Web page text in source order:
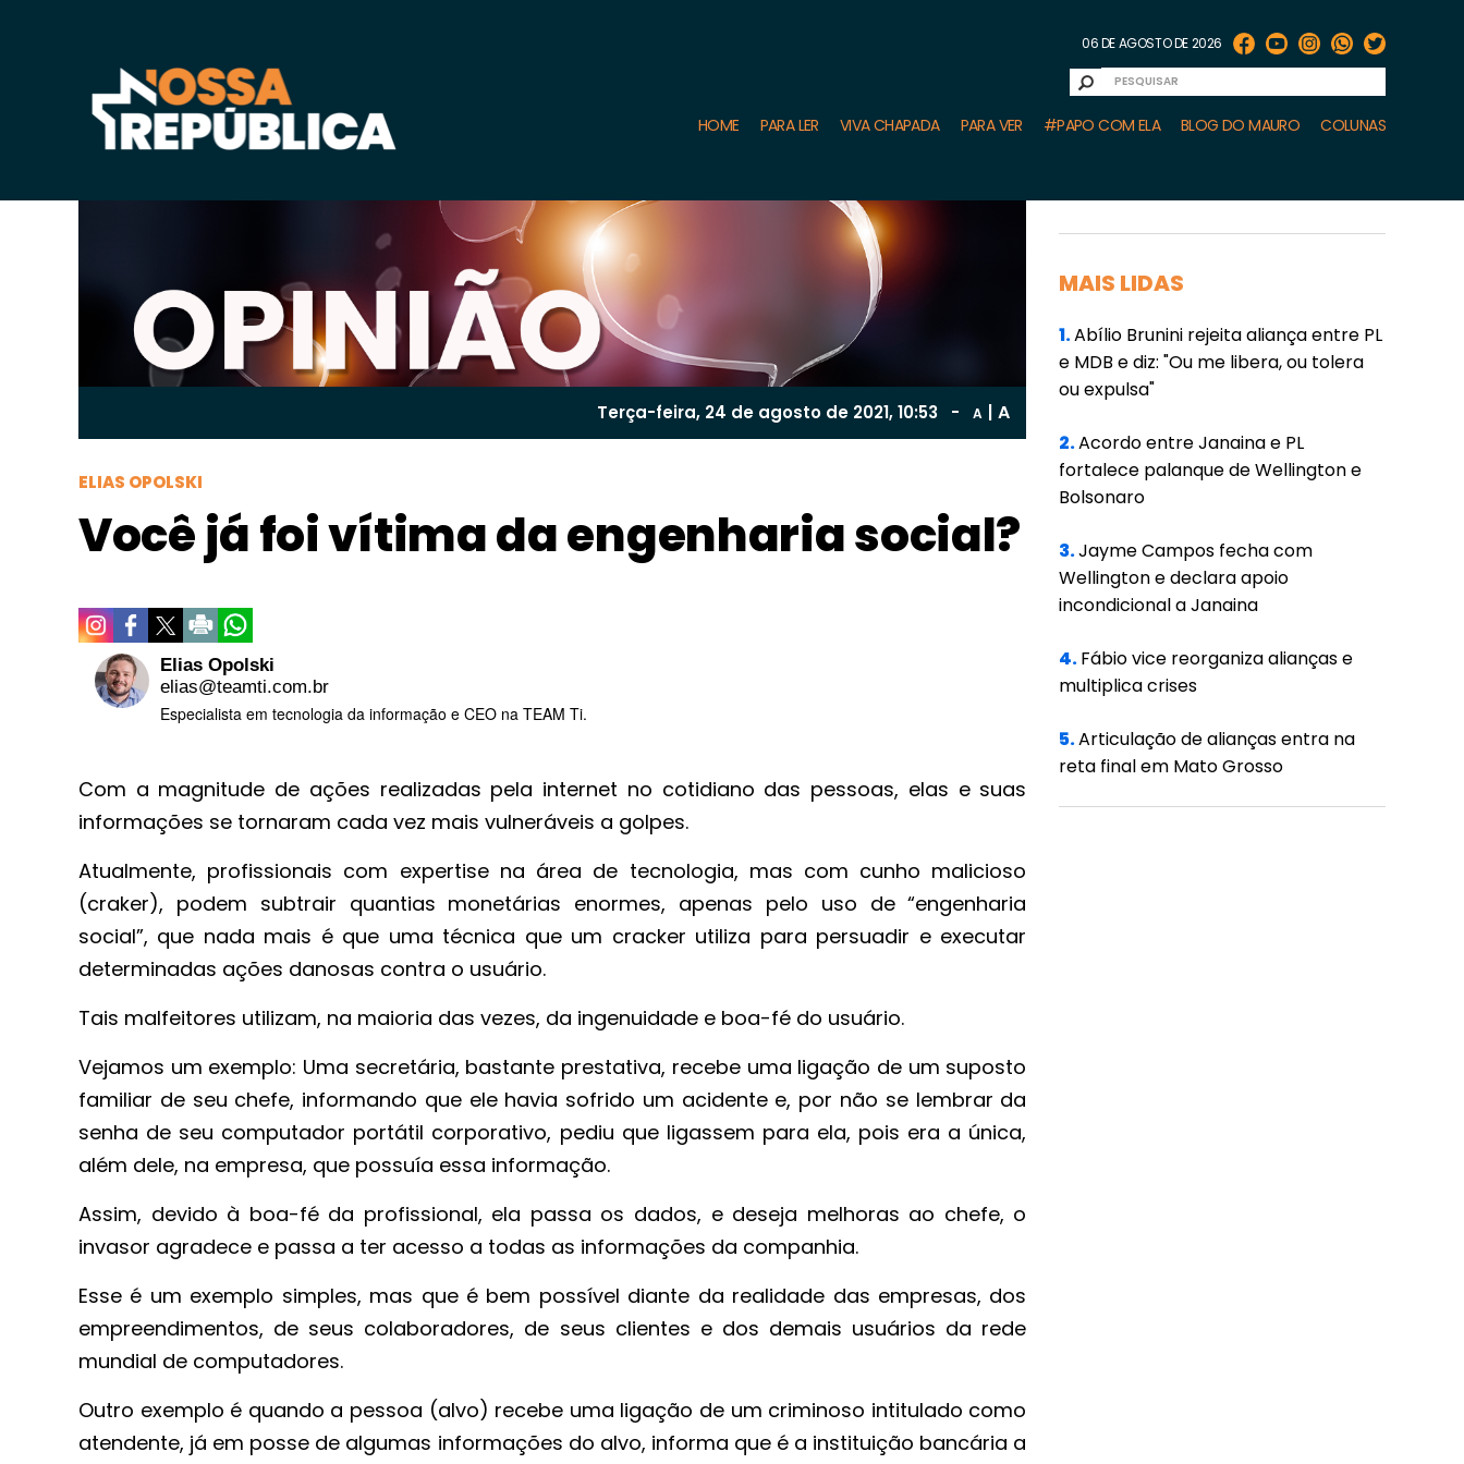
06 DE AGOSTO DE 2026
HOME PARA LER VIVA CHAPADA PARA VER #PAPO COM ELA BLOG DO MAURO COLUNAS
Terça-feira, 24 de agosto de 2021, 10:53 - A A
ELIAS OPOLSKI
Você já foi vítima da engenharia social?
Elias Opolski
elias@teamti.com.br
Especialista em tecnologia da informação e CEO na TEAM Ti.
Com a magnitude de ações realizadas pela internet no cotidiano das pessoas, elas e suas
informações se tornaram cada vez mais vulneráveis a golpes.
Atualmente, profissionais com expertise na área de tecnologia, mas com cunho malicioso
(craker), podem subtrair quantias monetárias enormes, apenas pelo uso de “engenharia
social”, que nada mais é que uma técnica que um cracker utiliza para persuadir e executar
determinadas ações danosas contra o usuário.
Tais malfeitores utilizam, na maioria das vezes, da ingenuidade e boa-fé do usuário.
Vejamos um exemplo: Uma secretária, bastante prestativa, recebe uma ligação de um suposto
familiar de seu chefe, informando que ele havia sofrido um acidente e, por não se lembrar da
senha de seu computador portátil corporativo, pediu que ligassem para ela, pois era a única,
além dele, na empresa, que possuía essa informação.
Assim, devido à boa-fé da profissional, ela passa os dados, e deseja melhoras ao chefe, o
invasor agradece e passa a ter acesso a todas as informações da companhia.
Esse é um exemplo simples, mas que é bem possível diante da realidade das empresas, dos
empreendimentos, de seus colaboradores, de seus clientes e dos demais usuários da rede
mundial de computadores.
Outro exemplo é quando a pessoa (alvo) recebe uma ligação de um criminoso intitulado como
atendente, já em posse de algumas informações do alvo, informa que é a instituição bancária a
MAIS LIDAS
1.Abílio Brunini rejeita aliança entre PL
e MDB e diz: "Ou me libera, ou tolera
ou expulsa"
2.Acordo entre Janaina e PL
fortalece palanque de Wellington e
Bolsonaro
3.Jayme Campos fecha com
Wellington e declara apoio
incondicional a Janaina
4.Fábio vice reorganiza alianças e
multiplica crises
5.Articulação de alianças entra na
reta final em Mato Grosso